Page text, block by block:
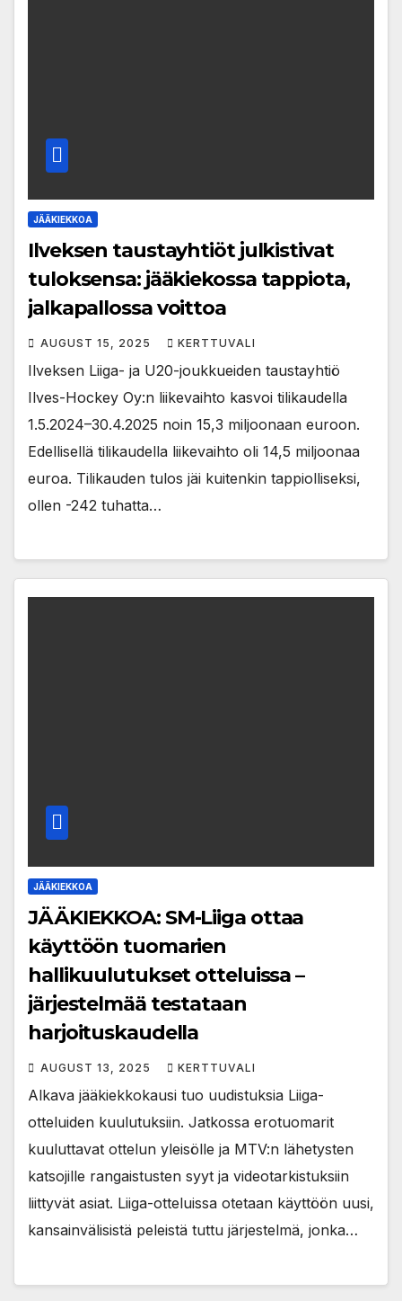
JÄÄKIEKKOA
Ilveksen taustayhtiöt julkistivat
tuloksensa: jääkiekossa tappiota,
jalkapallossa voittoa
AUGUST 15, 2025 KERTTUVALI
Ilveksen Liiga- ja U20-joukkueiden taustayhtiö
Ilves-Hockey Oy:n liikevaihto kasvoi tilikaudella
1.5.2024–30.4.2025 noin 15,3 miljoonaan euroon.
Edellisellä tilikaudella liikevaihto oli 14,5 miljoonaa
euroa. Tilikauden tulos jäi kuitenkin tappiolliseksi,
ollen -242 tuhatta…
JÄÄKIEKKOA
JÄÄKIEKKOA: SM-Liiga ottaa
käyttöön tuomarien
hallikuulutukset otteluissa –
järjestelmää testataan
harjoituskaudella
AUGUST 13, 2025 KERTTUVALI
Alkava jääkiekkokausi tuo uudistuksia Liiga-
otteluiden kuulutuksiin. Jatkossa erotuomarit
kuuluttavat ottelun yleisölle ja MTV:n lähetysten
katsojille rangaistusten syyt ja videotarkistuksiin
liittyvät asiat. Liiga-otteluissa otetaan käyttöön uusi,
kansainvälisistä peleistä tuttu järjestelmä, jonka…